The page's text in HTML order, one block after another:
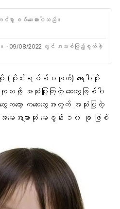
ျင်စွာ စစ်ဆေးထားပါသည်။
· 09/08/2022 တွင် အသစ်ဖြည့်စွက်ခဲ့
ပိုး (ဗိုင်းရပ်စ်မဟုတ်) ရောဂါပိုး
ဖို့ အသုံးပြုကြတဲ့ ဆေးတွေဖြစ်ပါ
ေကတော့ ကလေးတွေအတွက် အသုံးပြုတဲ့
ေးအများဆုံး မေးခွန်း ၁၀ ခု ဖြစ်